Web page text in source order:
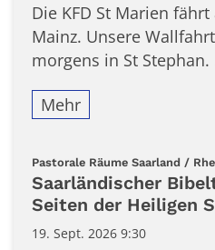
Die KFD St Marien
Mainz. Unsere
morgens in St Stephan.
Mehr
Pastorale Räume Saarland /
Saarländischer
Seiten der Heiligen
19. Sept. 2026 9:30